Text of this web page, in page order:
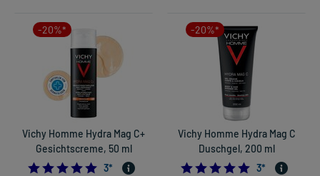
-20%*
Vichy Homme Hydra Mag C+
Gesichtscreme, 50 ml
5.0
3*
-20%*
Vichy Homme Hydra Mag C
Duschgel, 200 ml
5.0
3*